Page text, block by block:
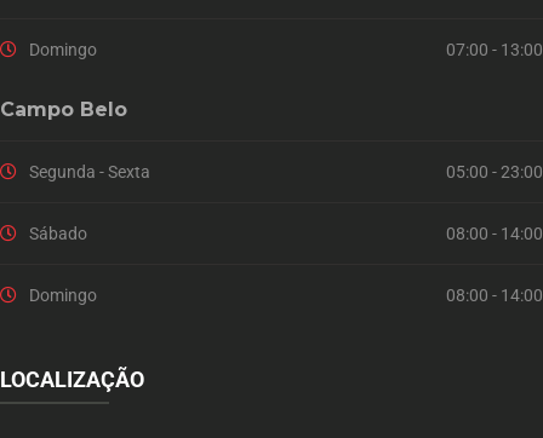
Domingo 07:00 - 13:00
Campo Belo
Segunda - Sexta 05:00 - 23:00
Sábado 08:00 - 14:00
Domingo 08:00 - 14:00
LOCALIZAÇÃO